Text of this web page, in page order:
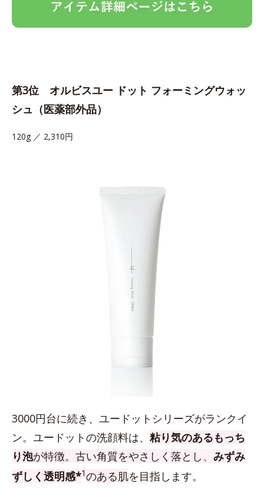
第3位 オルビスユー ドット フォーミングウォッ
シュ（医薬部外品）
120g ／ 2,310円
3000円台に続き、ユードットシリーズがランクイ
ン。ユードットの洗顔料は、 粘り気のあるもっち
り泡が特徴。古い角質をやさしく落とし、 みずみ
ずしく透明感*1のある肌を目指します。